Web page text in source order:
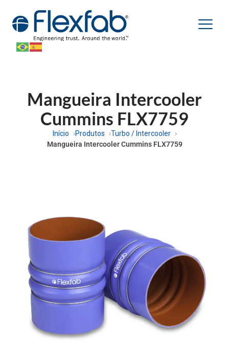
Mangueira Intercooler
Cummins FLX7759
Início Produtos
Turbo / Intercooler
Mangueira Intercooler Cummins FLX7759